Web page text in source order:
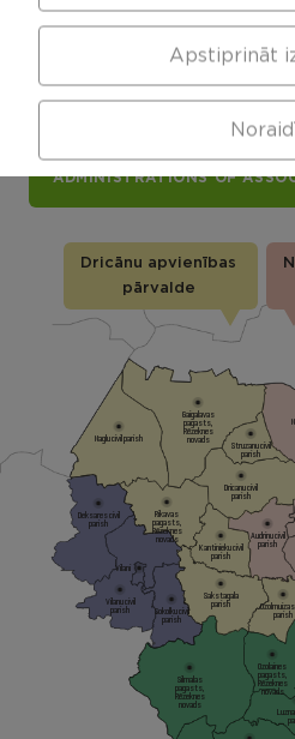
more
ADMINISTRATIONS OF
Dricānu apvienības
pārvalde
Naglu civil parish
Rikavas
pagasts,
Rēzeknes
novads
Kantinieku civil
parish
Sakstagala
parish Ozolmuizas
parish
Gaigalavas
pagasts,
Rēzeknes
novads
Struzanu civil
parish
Dricanu civil
parish
Audrinu civil
parish
Silmalas
pagasts,
Rēzeknes
novads
Ozolaines
pagasts,
Rēzeknes
novads
Sokolku civil
parish
Vilanu civil
parish
Deksares civil
parish
Vilani
Apstiprināt